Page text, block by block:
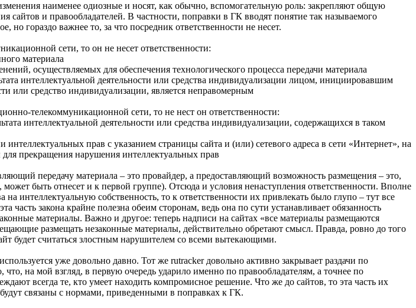
наименее одиозные и носят, как обычно, вспомогательную роль: закрепляют общую
сайтов и правообладателей. В частности, поправки в ГК вводят понятие так называемого
гораздо важнее то, за что посредник ответственности не несет.
сети, то он не несет ответственности:
материала
осуществляемых для обеспечения технологического процесса передачи материала
интеллектуальной деятельности или средства индивидуализации лицом, инициировавшим
или средство индивидуализации, является неправомерным
телекоммуникационной сети, то не нест он ответственности:
интеллектуальной деятельности или средства индивидуализации, содержащихся в таком
прав с указанием страницы сайта и (или) сетевого адреса в сети «Интернет», на
прекращения нарушения интеллектуальных прав
передачу материала – это провайдер, а предоставляющий возможность размещения – это,
быть отнесет и к первой группе). Отсюда и условия ненаступления ответственности. Вполне
интеллектуальную собственность, то к ответственности их привлекать было глупо – тут все
закона крайне полезна обеим сторонам, ведь она по сути устанавливает обязанность
материалы. Важно и другое: теперь надписи на сайтах «все материалы размещаются
размещать незаконные материалы, действительно обретают смысл. Правда, ровно до того
будет считаться злостным нарушителем со всеми вытекающими.
уже довольно давно. Тот же rutracker довольно активно закрывает раздачи по
на мой взгляд, в первую очередь ударило именно по правообладателям, а точнее по
всегда те, кто умеет находить компромисное решение. Что же до сайтов, то эта часть их
будут связаны с нормами, приведенными в поправках к ГК.